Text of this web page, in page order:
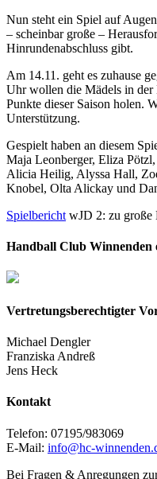
Nun steht ein Spiel auf
– scheinbar große –
Hinrundenabschluss gibt.
Am 14.11. geht es zuhause
Uhr wollen die Mädels in der
Punkte dieser Saison holen.
Unterstützung.
Gespielt haben an diesem
Maja Leonberger, Eliza
Alicia Heilig, Alyssa Hall,
Knobel, Olta Alickay und
Spielbericht wJD 2: zu
Handball Club Winnenden
Vertretungsberechtigter
Michael Dengler
Franziska Andreß
Jens Heck
Kontakt
Telefon: 07195/983069
E-Mail: info@hc-
Bei Fragen & Anregungen